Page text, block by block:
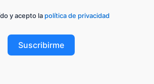
y acepto la política de privacidad
Suscribirme